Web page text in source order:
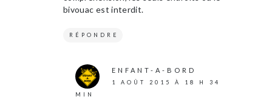
bivouac est interdit.
RÉPONDRE
ENFANT-A-BORD
1 AOÛT 2015 À 18 H 34
MIN